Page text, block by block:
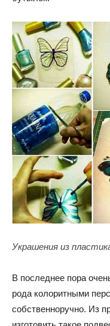
Украшения из
В последнее пора
рода колоритными
собственноручно. Из